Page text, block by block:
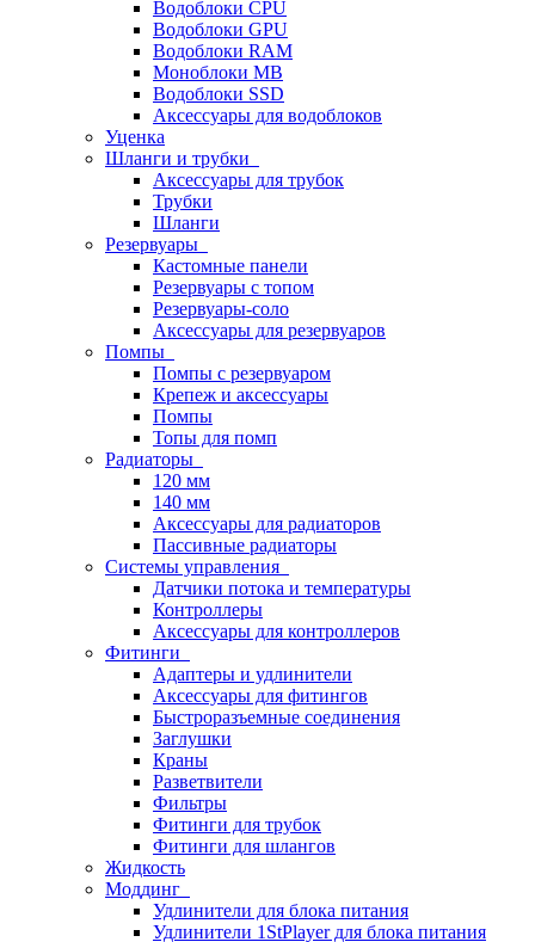
Водоблоки CPU
Водоблоки GPU
Водоблоки RAM
Моноблоки MB
Водоблоки SSD
Аксессуары для водоблоков
Уценка
Шланги и трубки
Аксессуары для трубок
Трубки
Шланги
Резервуары
Кастомные панели
Резервуары с топом
Резервуары-соло
Аксессуары для резервуаров
Помпы
Помпы с резервуаром
Крепеж и аксессуары
Помпы
Топы для помп
Радиаторы
120 мм
140 мм
Аксессуары для радиаторов
Пассивные радиаторы
Системы управления
Датчики потока и температуры
Контроллеры
Аксессуары для контроллеров
Фитинги
Адаптеры и удлинители
Аксессуары для фитингов
Быстроразъемные соединения
Заглушки
Краны
Разветвители
Фильтры
Фитинги для трубок
Фитинги для шлангов
Жидкость
Моддинг
Удлинители для блока питания
Удлинители 1StPlayer для блока питания